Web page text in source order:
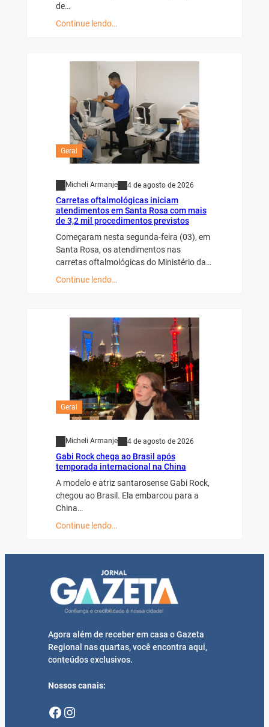
de…
Continue lendo…
Geral
Micheli Armanje 4 de agosto de 2026
Carretas oftalmológicas iniciam
atendimentos em Santa Rosa com mais
de 3,2 mil procedimentos previstos
Começaram nesta segunda-feira (03), em
Santa Rosa, os atendimentos nas
carretas oftalmológicas do Ministério da…
Continue lendo…
Geral
Micheli Armanje 4 de agosto de 2026
Gabi Rock chega ao Brasil após
temporada internacional na China
A modelo e atriz santarosense Gabi Rock,
chegou ao Brasil. Ela embarcou para a
China…
Continue lendo…
Agora além de receber em casa o Gazeta
Regional nas quartas, você encontra aqui,
conteúdos exclusivos.
Nossos canais:
Facebook Instagram